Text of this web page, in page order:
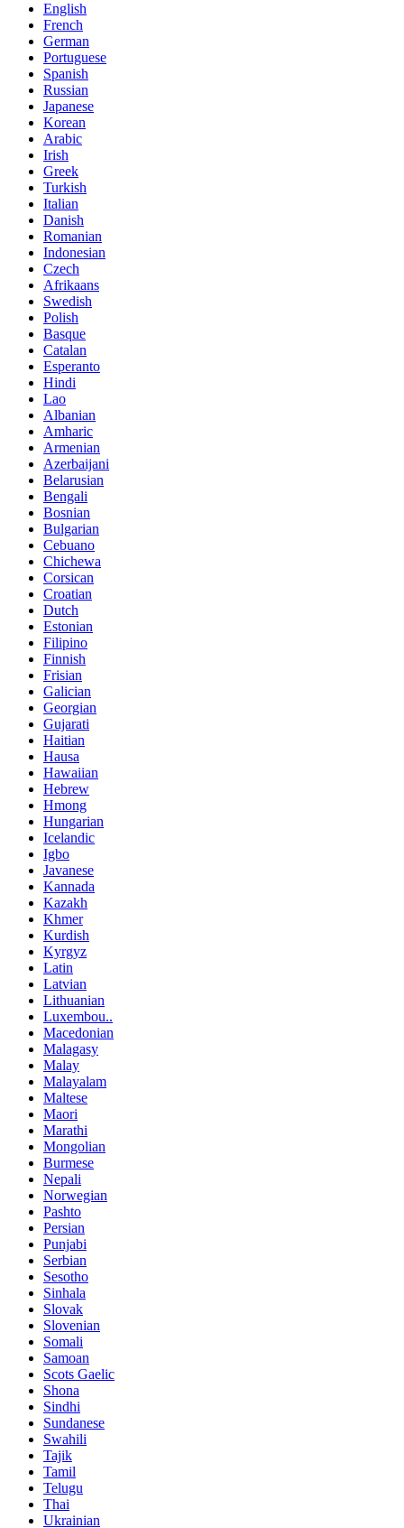
English
French
German
Portuguese
Spanish
Russian
Japanese
Korean
Arabic
Irish
Greek
Turkish
Italian
Danish
Romanian
Indonesian
Czech
Afrikaans
Swedish
Polish
Basque
Catalan
Esperanto
Hindi
Lao
Albanian
Amharic
Armenian
Azerbaijani
Belarusian
Bengali
Bosnian
Bulgarian
Cebuano
Chichewa
Corsican
Croatian
Dutch
Estonian
Filipino
Finnish
Frisian
Galician
Georgian
Gujarati
Haitian
Hausa
Hawaiian
Hebrew
Hmong
Hungarian
Icelandic
Igbo
Javanese
Kannada
Kazakh
Khmer
Kurdish
Kyrgyz
Latin
Latvian
Lithuanian
Luxembou..
Macedonian
Malagasy
Malay
Malayalam
Maltese
Maori
Marathi
Mongolian
Burmese
Nepali
Norwegian
Pashto
Persian
Punjabi
Serbian
Sesotho
Sinhala
Slovak
Slovenian
Somali
Samoan
Scots Gaelic
Shona
Sindhi
Sundanese
Swahili
Tajik
Tamil
Telugu
Thai
Ukrainian